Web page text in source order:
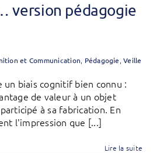
version pédagogie
et Communication Pédagogie ,Veille
un biais cognitif bien connu :
de valeur à un objet
à sa fabrication. En
l'impression que [...]
Lire la suite